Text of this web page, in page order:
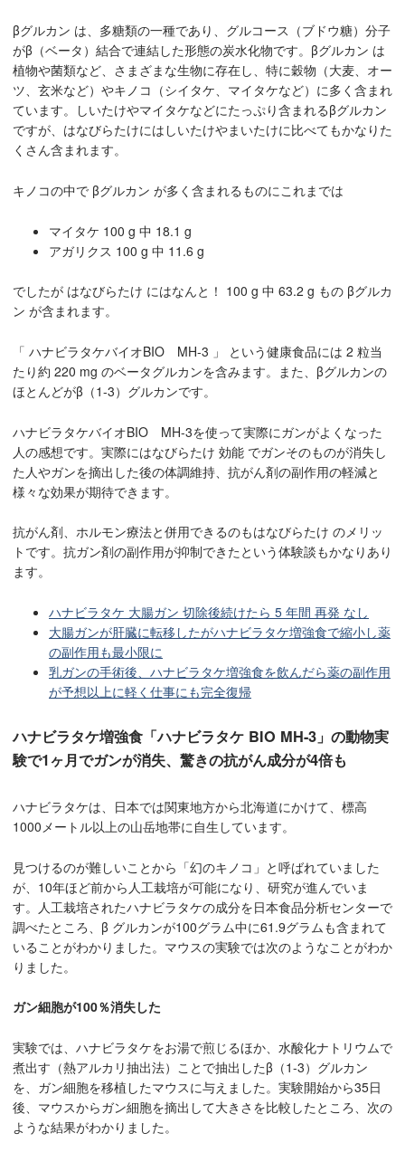
βグルカン は、多糖類の一種であり、グルコース（ブドウ糖）分子
がβ（ベータ）結合で連結した形態の炭水化物です。βグルカン は
植物や菌類など、さまざまな生物に存在し、特に穀物（大麦、オー
ツ、玄米など）やキノコ（シイタケ、マイタケなど）に多く含まれ
ています。しいたけやマイタケなどにたっぷり含まれるβグルカン
ですが、はなびらたけにはしいたけやまいたけに比べてもかなりた
くさん含まれます。
キノコの中で βグルカン が多く含まれるものにこれまでは
マイタケ 100 g 中 18.1 g
アガリクス 100 g 中 11.6 g
でしたが はなびらたけ にはなんと！ 100 g 中 63.2 g もの βグルカ
ン が含まれます。
「 ハナビラタケバイオBIO MH-3 」 という健康食品には 2 粒当
たり約 220 mg のベータグルカンを含みます。また、βグルカンの
ほとんどがβ（1-3）グルカンです。
ハナビラタケバイオBIO MH-3を使って実際にガンがよくなった
人の感想です。実際にはなびらたけ 効能 でガンそのものが消失し
た人やガンを摘出した後の体調維持、抗がん剤の副作用の軽減と
様々な効果が期待できます。
抗がん剤、ホルモン療法と併用できるのもはなびらたけ のメリッ
トです。抗ガン剤の副作用が抑制できたという体験談もかなりあり
ます。
ハナビラタケ 大腸ガン 切除後続けたら 5 年間 再発 なし
大腸ガンが肝臓に転移したがハナビラタケ増強食で縮小し薬
の副作用も最小限に
乳ガンの手術後、ハナビラタケ増強食を飲んだら薬の副作用
が予想以上に軽く仕事にも完全復帰
ハナビラタケ増強食「ハナビラタケ BIO MH-3」の動物実
験で1ヶ月でガンが消失、驚きの抗がん成分が4倍も
ハナビラタケは、日本では関東地方から北海道にかけて、標高
1000メートル以上の山岳地帯に自生しています。
見つけるのが難しいことから「幻のキノコ」と呼ばれていました
が、10年ほど前から人工栽培が可能になり、研究が進んでいま
す。人工栽培されたハナビラタケの成分を日本食品分析センターで
調べたところ、β グルカンが100グラム中に61.9グラムも含まれて
いることがわかりました。マウスの実験では次のようなことがわか
りました。
ガン細胞が100％消失した
実験では、ハナビラタケをお湯で煎じるほか、水酸化ナトリウムで
煮出す（熱アルカリ抽出法）ことで抽出したβ（1-3）グルカン
を、ガン細胞を移植したマウスに与えました。実験開始から35日
後、マウスからガン細胞を摘出して大きさを比較したところ、次の
ような結果がわかりました。